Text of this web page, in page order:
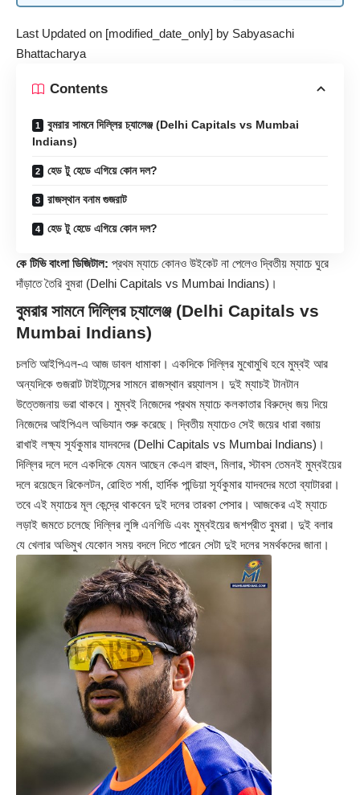
Last Updated on [modified_date_only] by Sabyasachi
Bhattacharya
Contents
বুমরার সামনে দিল্লির চ্যালেঞ্জ (Delhi Capitals vs Mumbai
Indians)
হেড টু হেডে এগিয়ে কোন দল?
রাজস্থান বনাম গুজরাট
হেড টু হেডে এগিয়ে কোন দল?
কে টিভি বাংলা ডিজিটাল: প্রথম ম্যাচে কোনও উইকেট না পেলেও দ্বিতীয় ম্যাচে ঘুরে
দাঁড়াতে তৈরি বুমরা (Delhi Capitals vs Mumbai Indians)।
বুমরার সামনে দিল্লির চ্যালেঞ্জ (Delhi Capitals vs
Mumbai Indians)
চলতি আইপিএল-এ আজ ডাবল ধামাকা। একদিকে দিল্লির মুখোমুখি হবে মুম্বই আর
অন্যদিকে গুজরাট টাইটান্সের সাম‍নে রাজস্থান রয়্যালস। দুই ম্যাচই টানটান
উত্তেজনায় ভরা থাকবে। মুম্বই নিজেদের প্রথম ম্যাচে কলকাতার বিরুদ্ধে জয় দিয়ে
নিজেদের আইপিএল অভিযান শুরু করেছে। দ্বিতীয় ম্যাচেও সেই জয়ের ধারা বজায়
রাখাই লক্ষ্য সূর্যকুমার যাদবদের (Delhi Capitals vs Mumbai Indians)।
দিল্লির দলে দলে একদিকে যেমন আছেন কেএল রাহুল, মিলার, স্টাবস তেমনই মুম্বইয়ের
দলে রয়েছেন রিকেলটন, রোহিত শর্মা, হার্দিক পান্ডিয়া সূর্যকুমার যাদবদের মতো ব্যাটাররা।
তবে এই ম্যাচের মূল কেন্দ্রে থাকবেন দুই দলের তারকা পেসার। আজকের এই ম্যাচে
লড়াই জমতে চলেছে দিল্লির লুঙ্গি এনগিডি এবং মুম্বইয়ের জশপ্রীত বুমরা। দুই বলার
যে খেলার অভিমুখ যেকোন সময় বদলে দিতে পারেন সেটা দুই দলের সমর্থকদের জানা।